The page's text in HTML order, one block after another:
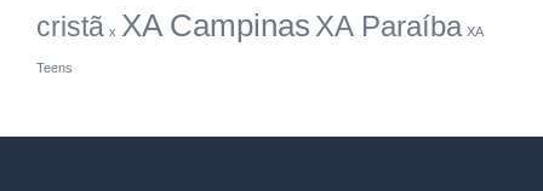
cristã x XA Campinas XA Paraíba XA
Teens